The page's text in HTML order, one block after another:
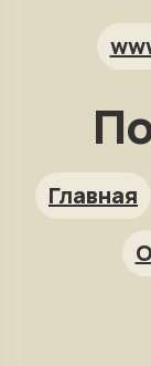
Главная
Арт-